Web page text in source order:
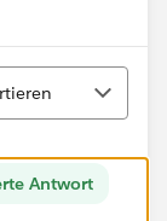
Antwort